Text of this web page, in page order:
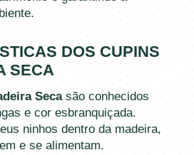
DOS CUPINS
SECA
Secasão conhecidos
e cor esbranquiçada.
ninhos dentro da madeira,
e se alimentam.